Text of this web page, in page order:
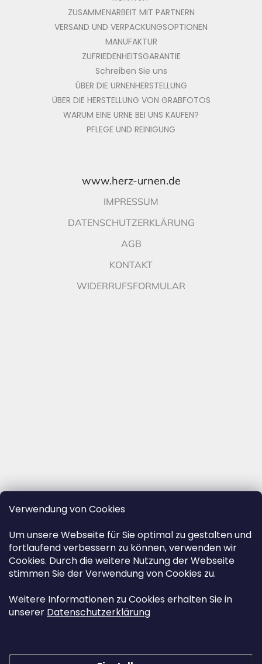
Verwendung von Cookies
Um unsere Webseite für Sie optimal zu gestalten und
fortlaufend verbessern zu können, verwenden wir
Cookies. Durch die weitere Nutzung der Webseite
stimmen Sie der Verwendung von Cookies zu.
Weitere Informationen zu Cookies erhalten Sie in
unserer Datenschutzerklärung
ZUSAMMENARBEIT MIT PARTNERN
VERSAND UND VERPACKUNGSOPTIONEN
MANUFAKTUR
ZUFRIEDENHEITSGARANTIE
Schreiben Sie uns
ÜBER DIE URNENHERSTELLUNG
ÜBER DIE HERSTELLUNG VON GRABFOTOS
WARUM EINE URNE BEI UNS KAUFEN?
PFLEGE UND REINIGUNG
www.herz-urnen.de
IMPRESSUM
DATENSCHUTZERKLÄRUNG
AGB
KONTAKT
WIDERRUFSFORMULAR